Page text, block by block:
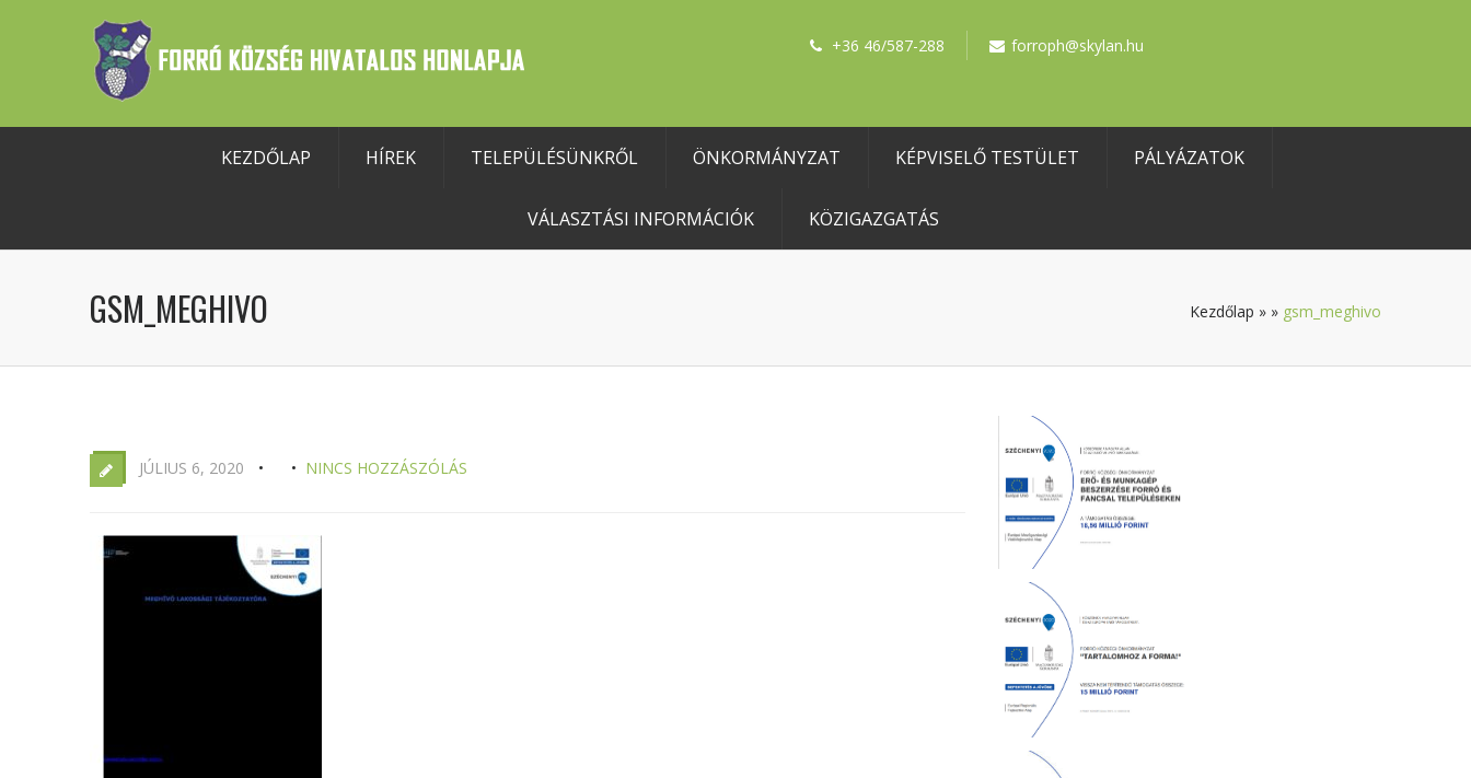
+36 46/587-288 forroph@skylan.hu
KEZDŐLAP HÍREK TELEPÜLÉSÜNKRŐL ÖNKORMÁNYZAT KÉPVISELŐ TESTÜLET PÁLYÁZATOK
VÁLASZTÁSI INFORMÁCIÓK KÖZIGAZGATÁS
GSM_MEGHIVO Kezdőlap » » gsm_meghivo
JÚLIUS 6, 2020 NINCS HOZZÁSZÓLÁS